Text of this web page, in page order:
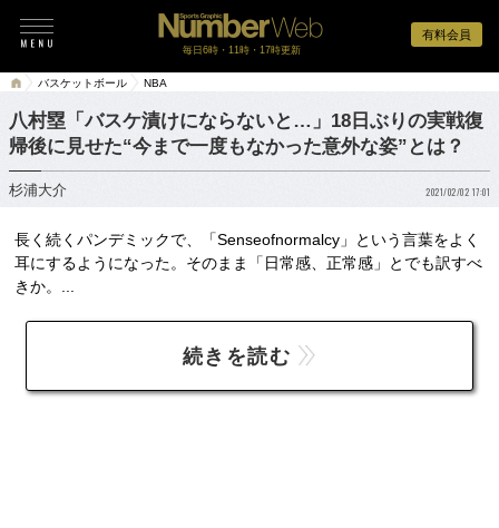
有料会員
毎日6時・11時・17時更新
バスケットボール NBA
八村塁「バスケ漬けにならないと…」18日ぶりの実戦復
帰後に見せた“今まで一度もなかった意外な姿”とは？
杉浦大介 2021/02/02 17:01
長く続くパンデミックで、「Senseofnormalcy」という言葉をよく
耳にするようになった。そのまま「日常感、正常感」とでも訳すべ
きか。...
続きを読む